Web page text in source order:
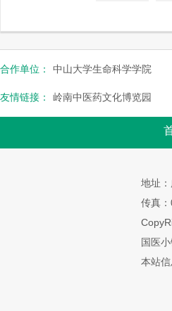
合作单位： 中山大学生命科学学院
友情链接： 岭南中医药文化博览园
地址
传真
国医
本站